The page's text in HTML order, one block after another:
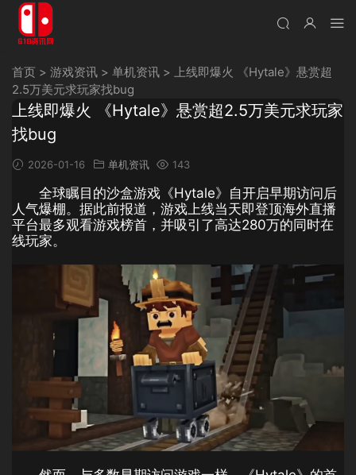
首页 > 游戏资讯 > 单机资讯 > 上线即爆火 《Hytale》悬赏超
2.5万美元求玩家找bug
上线即爆火 《Hytale》悬赏超2.5万美元求玩家
找bug
2026-01-16 单机资讯 143
全球瞩目的沙盒游戏《Hytale》自开启早期访问后
人气爆棚。据此前报道，游戏上线当天即登顶海外直播
平台最多观看游戏榜首，并吸引了高达280万的同时在
线玩家。